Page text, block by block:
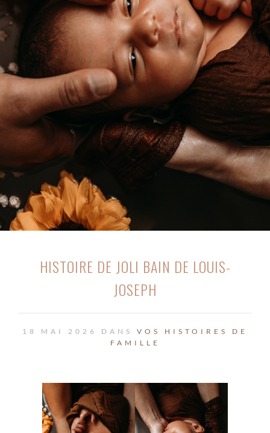
HISTOIRE DE JOLI BAIN DE LOUIS-
JOSEPH
18 MAI 2026 DANS VOS HISTOIRES DE
FAMILLE